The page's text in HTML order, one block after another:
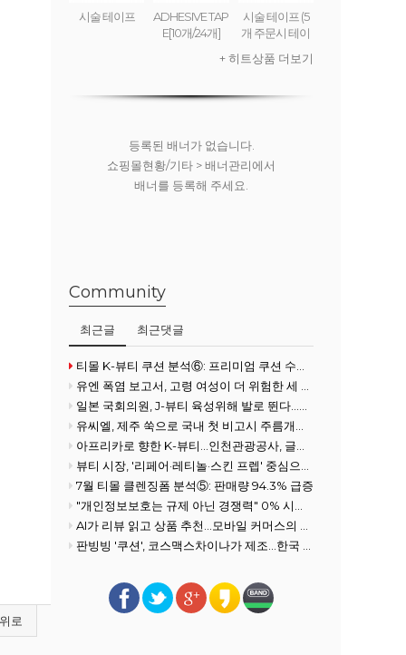
로
시술 테이프
ADHESIVE TAP
E[10개/24개]
시술 테이프 (5
개 주문시 테이
료)
+ 히트상품 더보기
등록된 배너가 없습니다.
쇼핑몰현황/기타 > 배너관리에서
배너를 등록해 주세요.
Community
최근글 최근댓글
티몰 K-뷰티 쿠션 분석⑥: 프리미엄 쿠션 수요 확대
유엔 폭염 보고서, 고령 여성이 더 위험한 세 가지 이유
일본 국회의원, J-뷰티 육성위해 발로 뛴다...화장품협회 방문
유씨엘, 제주 쑥으로 국내 첫 비고시 주름개선 기능성 획득
아프리카로 향한 K-뷰티…인천관광공사, 글로벌사우스 공략 강화
뷰티 시장, '리페어·레티놀·스킨 프렙' 중심으로 전개
7월 티몰 클렌징폼 분석⑤: 판매량 94.3% 급증
"개인정보보호는 규제 아닌 경쟁력" 0% 시장을 100% 필수재로 만든 여성
AI가 리뷰 읽고 상품 추천…모바일 커머스의 진화
판빙빙 '쿠션', 코스맥스차이나가 제조…한국 ODM 경쟁력 재조명